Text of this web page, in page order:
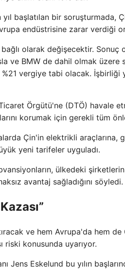
başlatılan bir soruşturmada,
endüstrisine zarar verdiği
olarak değişecektir. Sonuç
ve BMW de dahil olmak
vergiye tabi olacak. İşbirliği
Örgütü'ne (DTÖ) havale
korumak için gerekli tüm
Çin'in elektrikli araçlarına,
yeni tarifeler uyguladı.
ülkedeki
avantaj sağladığını söyledi.
ve hem Avrupa'da hem de
konusunda uyarıyor.
Jens Eskelund bu yılın